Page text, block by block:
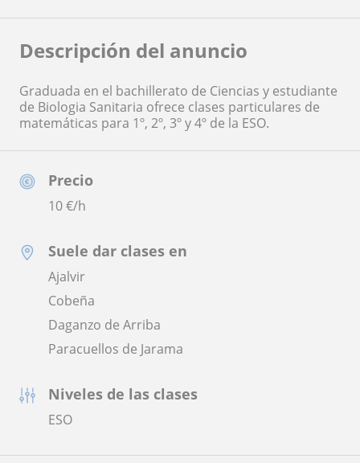
Precio
10€/h
Suele dar clases en
Ajalvir
Cobeña
Daganzo de Arriba
Paracuellos de Jarama
Niveles de las clases
ESO
Descripción del anuncio
Graduada en el bachillerato de Ciencias y estudiante
de Biologia Sanitaria ofrece clases particulares de
matemáticas para 1º, 2º, 3º y 4º de la ESO.